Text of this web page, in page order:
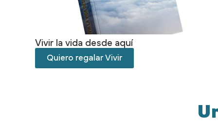
Vivir la vida desde aquí
Quiero regalar Vivir